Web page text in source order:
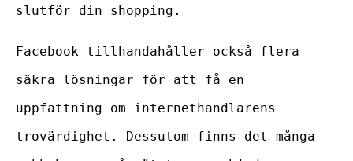
slutför din shopping.
Facebook tillhandahåller också flera
säkra lösningar för att få en
uppfattning om internethandlarens
trovärdighet. Dessutom finns det många